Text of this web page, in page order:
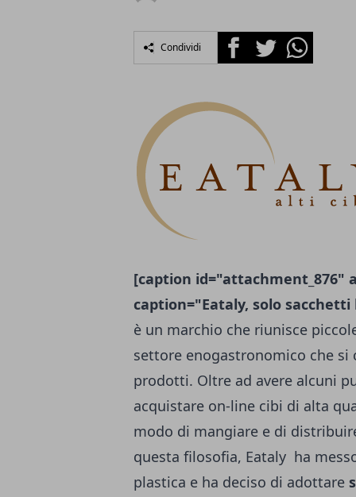
Condividi FacebookTwitterWhatsapp
[caption id="attachment_876"
caption="Eataly, solo
è un marchio che riunisce
settore enogastronomico che si
prodotti. Oltre ad avere alcuni
acquistare on-line cibi di alta
modo di mangiare e di
questa filosofia, Eataly ha
plastica e ha deciso di adottare